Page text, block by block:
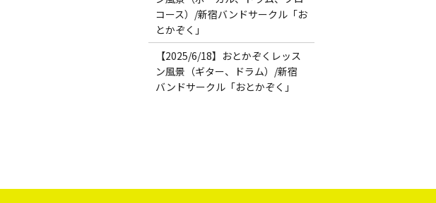
コース）/新宿バンドサークル「お
とかぞく」
【2025/6/18】おとかぞくレッス
ン風景（ギター、ドラム）/新宿
バンドサークル「おとかぞく」